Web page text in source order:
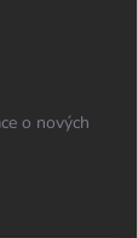
o nových